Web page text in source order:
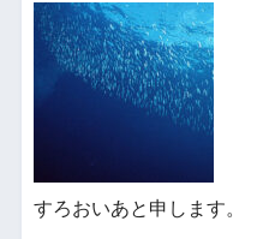
すろおいあと申します。